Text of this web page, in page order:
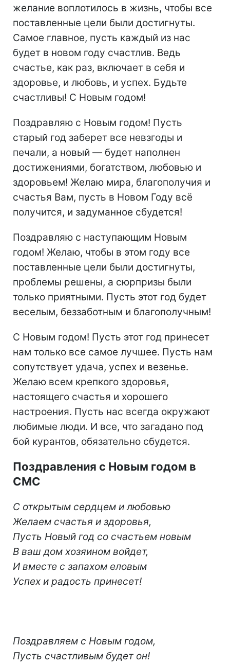
желание воплотилось в жизнь, чтобы все
поставленные цели были достигнуты.
Самое главное, пусть каждый из нас
будет в новом году счастлив. Ведь
счастье, как раз, включает в себя и
здоровье, и любовь, и успех. Будьте
счастливы! С Новым годом!
Поздравляю с Новым годом! Пусть
старый год заберет все невзгоды и
печали, а новый ― будет наполнен
достижениями, богатством, любовью и
здоровьем! Желаю мира, благополучия и
счастья Вам, пусть в Новом Году всё
получится, и задуманное сбудется!
Поздравляю с наступающим Новым
годом! Желаю, чтобы в этом году все
поставленные цели были достигнуты,
проблемы решены, а сюрпризы были
только приятными. Пусть этот год будет
веселым, беззаботным и благополучным!
С Новым годом! Пусть этот год принесет
нам только все самое лучшее. Пусть нам
сопутствует удача, успех и везенье.
Желаю всем крепкого здоровья,
настоящего счастья и хорошего
настроения. Пусть нас всегда окружают
любимые люди. И все, что загадано под
бой курантов, обязательно сбудется.
Поздравления с Новым годом в
СМС
С открытым сердцем и любовью
Желаем счастья и здоровья,
Пусть Новый год со счастьем новым
В ваш дом хозяином войдет,
И вместе с запахом еловым
Успех и радость принесет!
Поздравляем с Новым годом,
Пусть счастливым будет он!